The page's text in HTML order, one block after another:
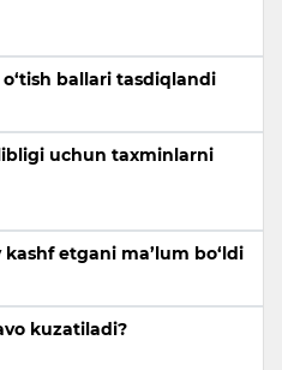
ballari tasdiqlandi
uchun taxminlarni
etgani ma’lum bo‘ldi
kuzatiladi?